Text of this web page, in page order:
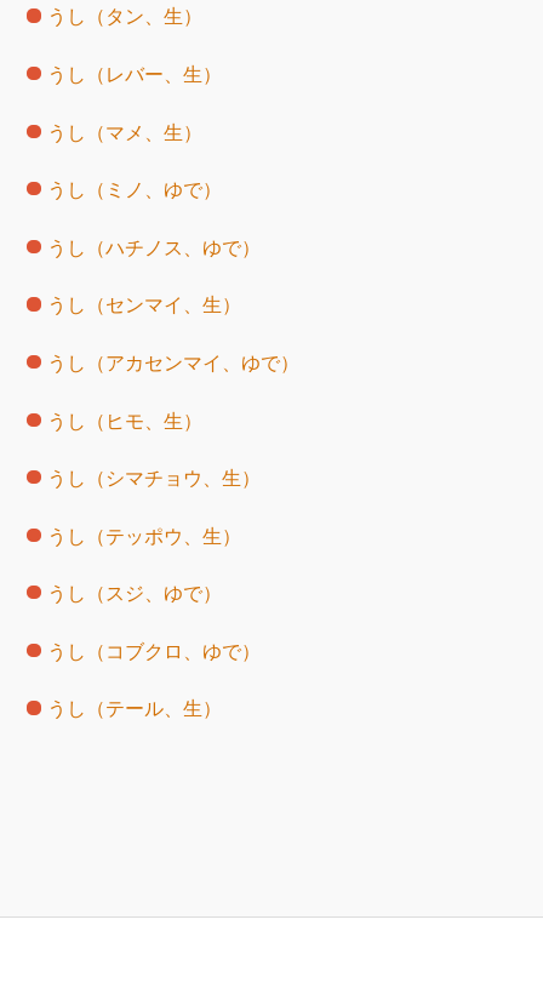
うし（タン、生）
うし（レバー、生）
うし（マメ、生）
うし（ミノ、ゆで）
うし（ハチノス、ゆで）
うし（センマイ、生）
うし（アカセンマイ、ゆで）
うし（ヒモ、生）
うし（シマチョウ、生）
うし（テッポウ、生）
うし（スジ、ゆで）
うし（コブクロ、ゆで）
うし（テール、生）